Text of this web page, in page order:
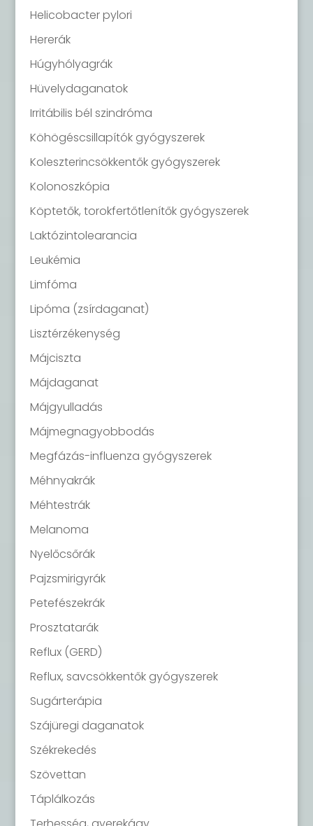
Helicobacter pylori
Hererák
Húgyhólyagrák
Hüvelydaganatok
Irritábilis bél szindróma
Köhögéscsillapítók gyógyszerek
Koleszterincsökkentők gyógyszerek
Kolonoszkópia
Köptetők, torokfertőtlenítők gyógyszerek
Laktózintolearancia
Leukémia
Limfóma
Lipóma (zsírdaganat)
Lisztérzékenység
Májciszta
Májdaganat
Májgyulladás
Májmegnagyobbodás
Megfázás-influenza gyógyszerek
Méhnyakrák
Méhtestrák
Melanoma
Nyelőcsőrák
Pajzsmirigyrák
Petefészekrák
Prosztatarák
Reflux (GERD)
Reflux, savcsökkentők gyógyszerek
Sugárterápia
Szájüregi daganatok
Székrekedés
Szövettan
Táplálkozás